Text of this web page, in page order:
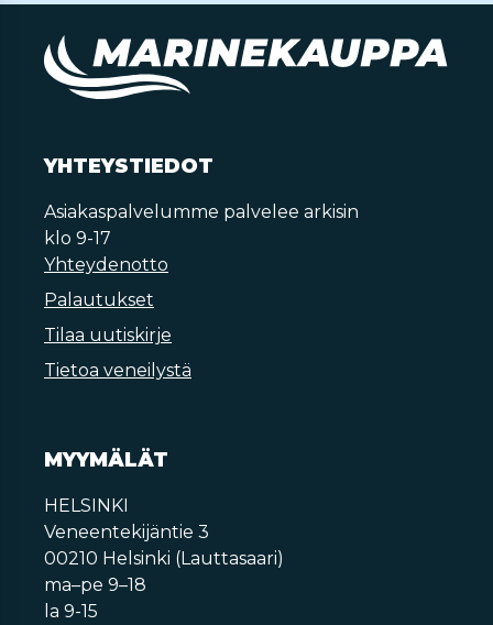
YHTEYSTIEDOT
Asiakaspalvelumme palvelee arkisin
klo 9-17
Yhteydenotto
Palautukset
Tilaa uutiskirje
Tietoa veneilystä
MYYMÄLÄT
HELSINKI
Veneentekijäntie 3
00210 Helsinki (Lauttasaari)
ma–pe 9–18
la 9-15